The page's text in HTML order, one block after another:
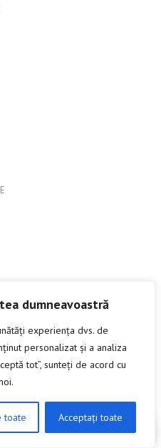
dumneavoastră
experiența dvs. de
personalizat și a analiza
tot”, sunteți de acord cu
toate Acceptați toate
DISCUTA